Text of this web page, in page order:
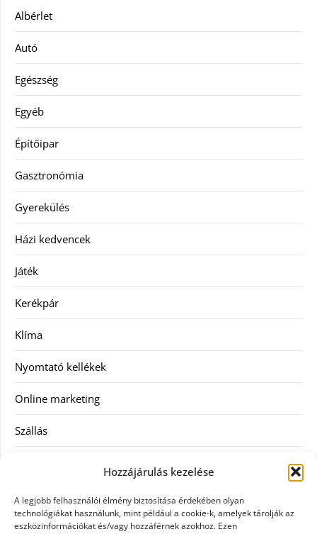
Hozzájárulás kezelése
A legjobb felhasználói élmény biztosítása érdekében olyan
technológiákat használunk, mint például a cookie-k, amelyek tárolják az
eszközinformációkat és/vagy hozzáférnek azokhoz. Ezen
Albérlet
Autó
Egészség
Egyéb
Építőipar
Gasztronómia
Gyerekülés
Házi kedvencek
Játék
Kerékpár
Klíma
Nyomtató kellékek
Online marketing
Szállás
Szellőztető
Szolgáltatás